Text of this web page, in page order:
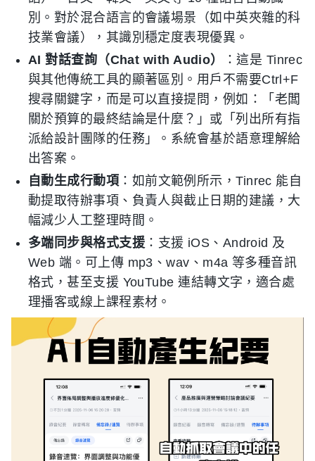
別。對於混合語言的會議場景（如中英夾雜的科
技業會議），其識別穩定度表現優異。
AI 對話查詢（Chat with Audio）
：這是 Tinrec
與其他傳統工具的顯著區別。用戶不需要Ctrl+F
搜尋關鍵字，而是可以直接提問，例如：「老闆
關於預算的最終結論是什麼？」或「列出所有指
派給設計團隊的任務」。系統會基於語意理解給
出答案。
自動生成行動項 ：如前文範例所示，Tinrec 能自
動提取待辦事項、負責人與截止日期的建議，大
幅減少人工整理時間。
多端同步與格式支援 ：支援 iOS、Android 及
Web 端。可上傳 mp3、wav、m4a 等多種音訊
格式，甚至支援 YouTube 連結轉文字，適合處
理播客或線上課程素材。